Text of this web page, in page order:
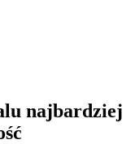
najbardziej